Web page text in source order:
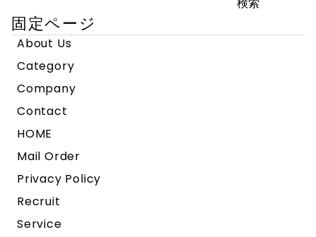
索:
固定ページ
About Us
Category
Company
Contact
HOME
Mail Order
Privacy Policy
Recruit
Service